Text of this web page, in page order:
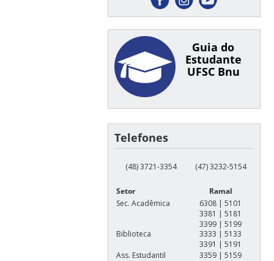
Guia do
Estudante
UFSC Bnu
Telefones
(48) 3721-3354 (47) 3232-5154
Setor
Ramal
Sec. Acadêmica
6308 | 5101
3381 | 5181
3399 | 5199
Biblioteca
3333 | 5133
3391 | 5191
Ass. Estudantil
3359 | 5159